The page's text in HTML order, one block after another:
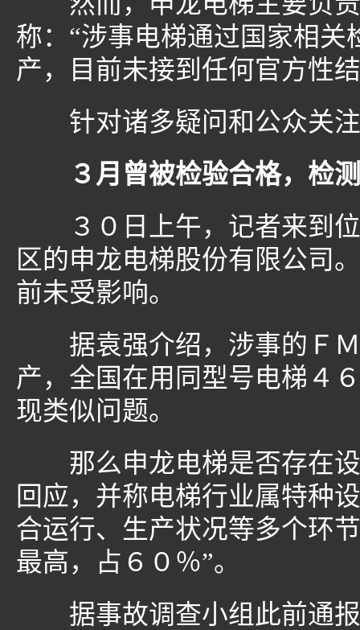
称：“涉事电梯通过国家相
产，目前未接到任何官方性
针对诸多疑问和公众关注
３月曾被检验合格，检
３０日上午，记者来到位
区的申龙电梯股份有限公司
前未受影响。
据袁强介绍，涉事的ＦＭ
产，全国在用同型号电梯４
现类似问题。
那么申龙电梯是否存在设
回应，并称电梯行业属特种
合运行、生产状况等多个环
最高，占６０％”。
据事故调查小组此前通报